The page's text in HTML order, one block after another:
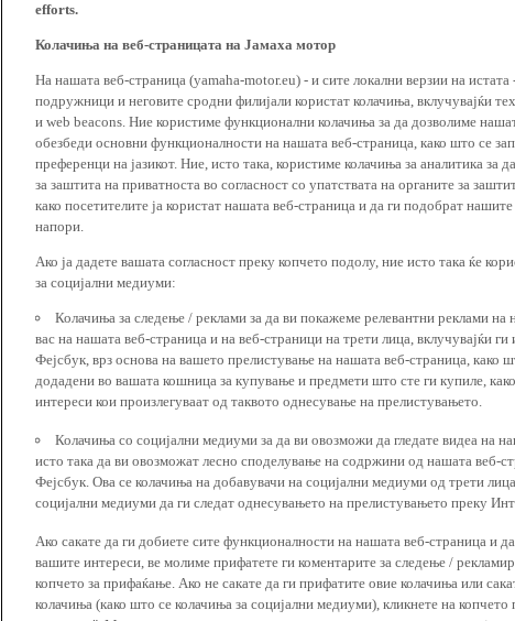
efforts.
Колачиња на веб-страницата на Јамаха мотор
На нашата веб-страница (yamaha-motor.eu) - и сите локални верзии на
подружници и неговите сродни филијали користат колачиња, вклучувајќи
и web beacons. Ние користиме функционални колачиња за да дозволиме
обезбеди основни функционалности на нашата веб-страница, како што се
преференци на јазикот. Ние, исто така, користиме колачиња за аналитика за
за заштита на приватноста во согласност со упатствата на органите за
како посетителите ја користат нашата веб-страница и да ги подобрат
напори.
Ако ја дадете вашата согласност преку копчето подолу, ние исто така ќе
за социјални медиуми:
Колачиња за следење / реклами за да ви покажеме релевантни реклами
вас на нашата веб-страница и на веб-страници на трети лица, вклучувајќи
Фејсбук, врз основа на вашето прелистување на нашата веб-страница, како
додадени во вашата кошница за купување и предмети што сте ги купиле,
интереси кои произлегуваат од таквото однесување на прелистувањето.
Колачиња со социјални медиуми за да ви овозможи да гледате видеа на
исто така да ви овозможат лесно споделување на содржини од нашата веб-
Фејсбук. Ова се колачиња на добавувачи на социјални медиуми од трети
социјални медиуми да ги следат однесувањето на прелистувањето преку
Ако сакате да ги добиете сите функционалности на нашата веб-страница и
вашите интереси, ве молиме прифатете ги коментарите за следење /
копчето за прифаќање. Ако не сакате да ги прифатите овие колачиња или
колачиња (како што се колачиња за социјални медиуми), кликнете на